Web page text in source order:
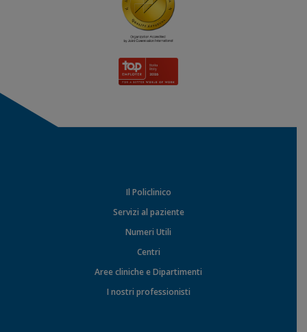
Il Policlinico
Servizi al paziente
Numeri Utili
Centri
Aree cliniche e Dipartimenti
I nostri professionisti